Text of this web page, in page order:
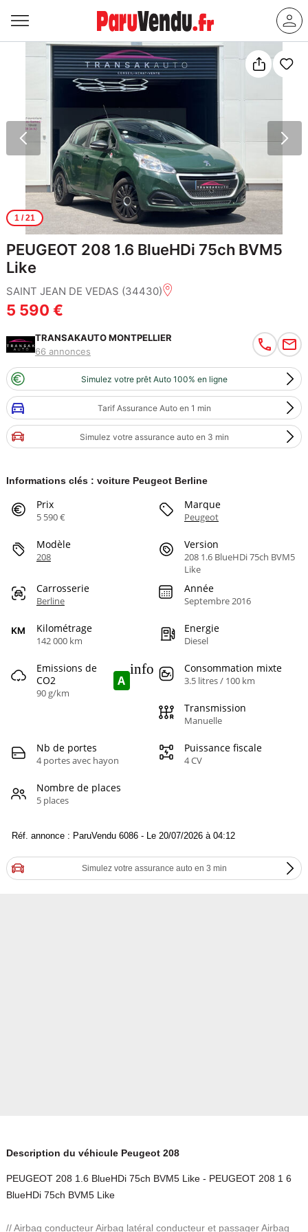
1/ 21
PEUGEOT 208 1.6 BlueHDi 75ch BVM5
Like
SAINT JEAN DE VEDAS (34430)
5 590 €
TRANSAKAUTO MONTPELLIER
66 annonces
Simulez votre prêt Auto 100% en ligne
Tarif Assurance Auto en 1 min
Simulez votre assurance auto en 3 min
Informations clés : voiture Peugeot Berline
Prix
5 590 €
Marque
Peugeot
Modèle
208
Version
208 1.6 BlueHDi 75ch BVM5
Like
Carrosserie
Berline
Année
Septembre 2016
Kilométrage
142 000 km
Energie
Diesel
Emissions de
CO2
90 g/km
A
info Consommation mixte
3.5 litres / 100 km
Transmission
Manuelle
Nb de portes
4 portes avec hayon
Puissance fiscale
4 CV
Nombre de places
5 places
Réf. annonce : ParuVendu 6086 - Le 20/07/2026 à 04:12
Simulez votre assurance auto en 3 min
Description du véhicule Peugeot 208
PEUGEOT 208 1.6 BlueHDi 75ch BVM5 Like - PEUGEOT 208 1 6
BlueHDi 75ch BVM5 Like
// Airbag conducteur Airbag latéral conducteur et passager Airbag